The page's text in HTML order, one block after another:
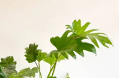
2.300,00 ₺